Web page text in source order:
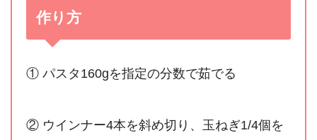
作り方
① パスタ160gを指定の分数で茹でる
② ウインナー4本を斜め切り、玉ねぎ1/4個を